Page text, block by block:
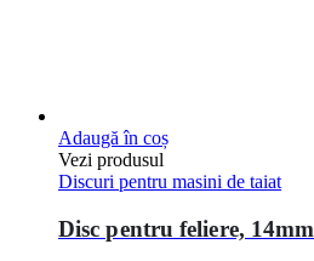
Adaugă în coș
Vezi produsul
Discuri pentru masini de taiat
Disc pentru feliere, 14mm